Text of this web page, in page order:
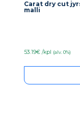
Carat dry cut
malli
53.19€ /kpl (alv. 0%)